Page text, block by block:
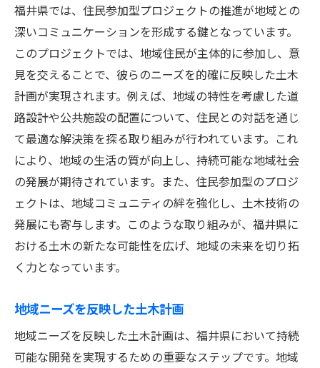
福井県では、住民参加型プロジェクトの推進が地域との
深いコミュニケーションを形成する鍵となっています。
このプロジェクトでは、地域住民が主体的に参加し、意
見を交えることで、彼らのニーズを的確に反映した土木
計画が実現されます。例えば、地域の特性を考慮した道
路設計や公共施設の配置について、住民との対話を通じ
て最適な解決策を探る取り組みが行われています。これ
により、地域の生活の質が向上し、持続可能な地域社会
の発展が期待されています。また、住民参加型のプロジ
ェクトは、地域コミュニティの絆を強化し、土木技術の
発展にも寄与します。このような取り組みが、福井県に
おける土木の新たな可能性を広げ、地域の未来を切り拓
く力となっています。
地域ニーズを反映した土木計画
地域ニーズを反映した土木計画は、福井県において持続
可能な開発を実現するための重要なステップです。地域